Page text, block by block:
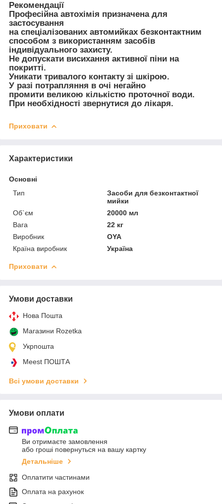
Рекомендації
Професійна автохімія призначена для
застосування
на спеціалізованих автомийках безконтактним
способом з використанням засобів
індивідуального захисту.
Не допускати висихання активної піни на
покритті.
Уникати тривалого контакту зі шкірою.
У разі потрапляння в очі негайно
промити великою кількістю проточної води.
При необхідності звернутися до лікаря.
Приховати
Характеристики
Основні
Тип
Засоби для безконтактної
мийки
Об`єм
20000 мл
Вага
22 кг
Виробник
OYA
Країна виробник
Україна
Приховати
Умови доставки
Нова Пошта
Магазини Rozetka
Укрпошта
Meest ПОШТА
Всі умови доставки
Умови оплати
Ви отримаєте замовлення
або гроші повернуться на вашу картку
Детальніше
Оплатити частинами
Оплата на рахунок